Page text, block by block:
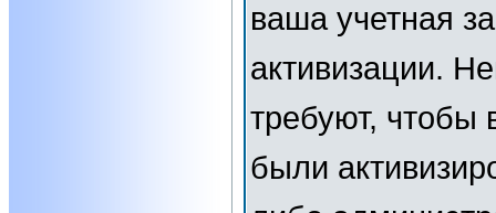
ваша учетная
активизации.
требуют, чтобы
были